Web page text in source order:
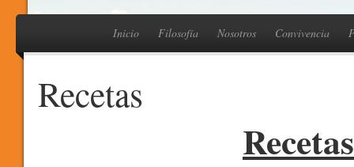
Inicio Filosofía Nosotros Convivencia
Recetas